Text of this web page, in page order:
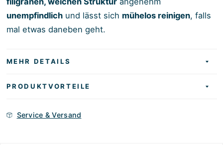
unempfindlichund lässt sich mühelos reinigen, falls
mal etwas daneben geht.
MEHR DETAILS
PRODUKTVORTEILE
Service & Versand